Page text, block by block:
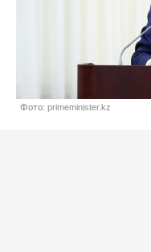
Фото: primeminister.kz